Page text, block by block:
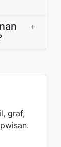
+
graf,